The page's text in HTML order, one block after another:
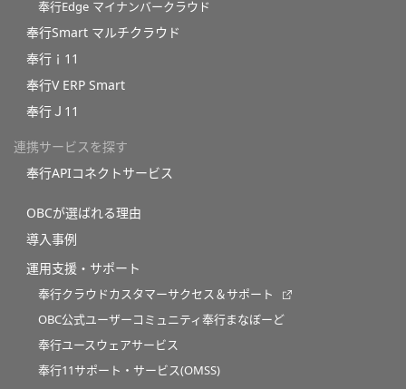
奉行Edge マイナンバークラウド
奉行Smart マルチクラウド
奉行ｉ11
奉行V ERP Smart
奉行Ｊ11
連携サービスを探す
奉行APIコネクトサービス
OBCが選ばれる理由
導入事例
運用支援・サポート
奉行クラウドカスタマーサクセス＆サポート
OBC公式ユーザーコミュニティ奉行まなぼーど
奉行ユースウェアサービス
奉行11サポート・サービス(OMSS)